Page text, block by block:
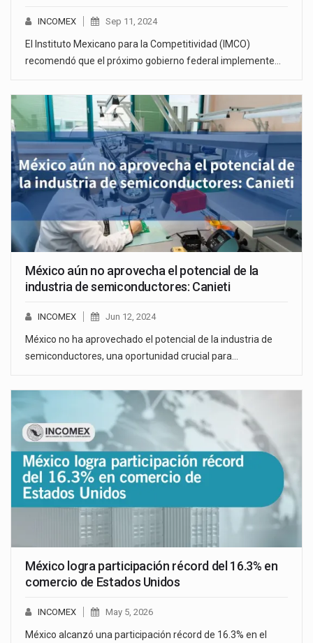
INCOMEX Sep 11, 2024
El Instituto Mexicano para la Competitividad (IMCO)
recomendó que el próximo gobierno federal implemente…
México aún no aprovecha el potencial de la
industria de semiconductores: Canieti
INCOMEX Jun 12, 2024
México no ha aprovechado el potencial de la industria de
semiconductores, una oportunidad crucial para…
México logra participación récord del 16.3% en
comercio de Estados Unidos
INCOMEX May 5, 2026
México alcanzó una participación récord de 16.3% en el